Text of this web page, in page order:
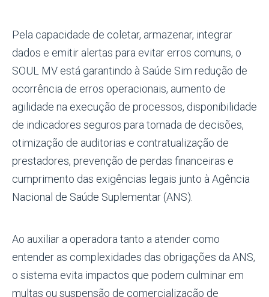
Pela capacidade de coletar, armazenar, integrar
dados e emitir alertas para evitar erros comuns, o
SOUL MV está garantindo à Saúde Sim redução de
ocorrência de erros operacionais, aumento de
agilidade na execução de processos, disponibilidade
de indicadores seguros para tomada de decisões,
otimização de auditorias e contratualização de
prestadores, prevenção de perdas financeiras e
cumprimento das exigências legais junto à Agência
Nacional de Saúde Suplementar (ANS).
Ao auxiliar a operadora tanto a atender como
entender as complexidades das obrigações da ANS,
o sistema evita impactos que podem culminar em
multas ou suspensão de comercialização de